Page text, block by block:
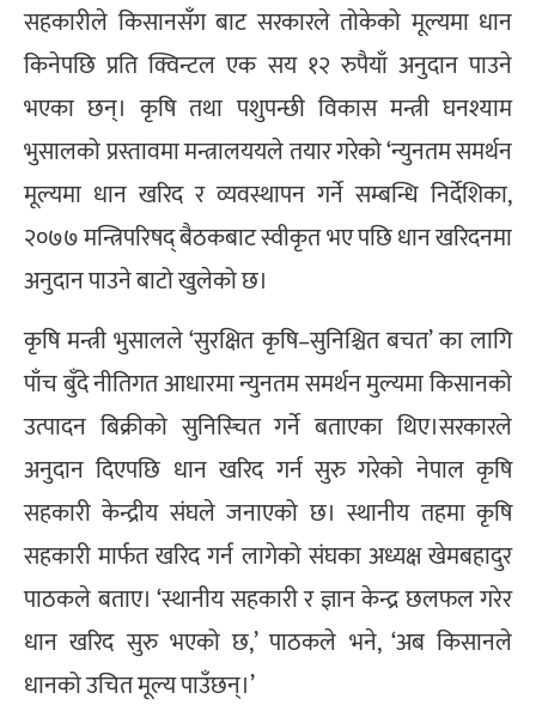
सहकारीले किसानसँग बाट सरकारले तोकेको मूल्यमा धान
किनेपछि प्रति क्विन्टल एक सय १२ रुपैयाँ अनुदान पाउने
भएका छन्। कृषि तथा पशुपन्छी विकास मन्त्री घनश्याम
भुसालको प्रस्तावमा मन्त्रालययले तयार गरेको ‘न्युनतम समर्थन
मूल्यमा धान खरिद र व्यवस्थापन गर्ने सम्बन्धि निर्देशिका,
२०७७ मन्त्रिपरिषद् बैठकबाट स्वीकृत भए पछि धान खरिदनमा
अनुदान पाउने बाटो खुलेको छ।
कृषि मन्त्री भुसालले ‘सुरक्षित कृषि–सुनिश्चित बचत’ का लागि
पाँच बुँदे नीतिगत आधारमा न्युनतम समर्थन मुल्यमा किसानको
उत्पादन बिक्रीको सुनिस्चित गर्ने बताएका थिए।सरकारले
अनुदान दिएपछि धान खरिद गर्न सुरु गरेको नेपाल कृषि
सहकारी केन्द्रीय संघले जनाएको छ। स्थानीय तहमा कृषि
सहकारी मार्फत खरिद गर्न लागेको संघका अध्यक्ष खेमबहादुर
पाठकले बताए। ‘स्थानीय सहकारी र ज्ञान केन्द्र छलफल गरेर
धान खरिद सुरु भएको छ,’ पाठकले भने, ‘अब किसानले
धानको उचित मूल्य पाउँछन्।’